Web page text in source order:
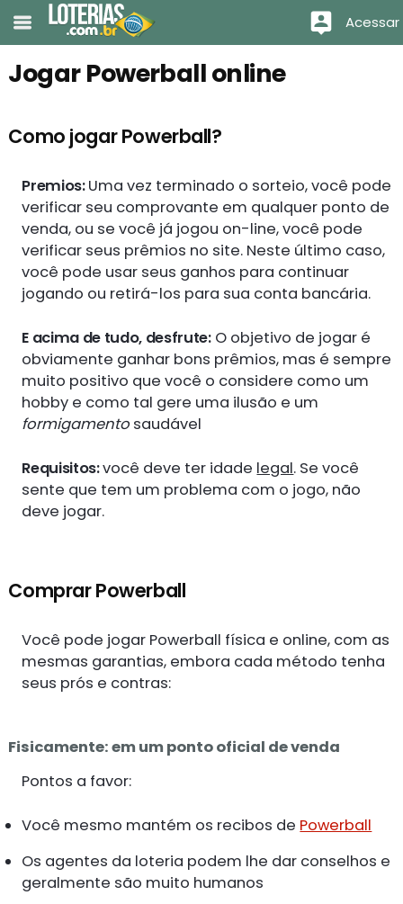
Acessar
Jogar Powerball online
Como jogar Powerball?
Premios:Uma vez terminado o sorteio, você pode
verificar seu comprovante em qualquer ponto de
venda, ou se você já jogou on-line, você pode
verificar seus prêmios no site. Neste último caso,
você pode usar seus ganhos para continuar
jogando ou retirá-los para sua conta bancária.
E acima de tudo, desfrute: O objetivo de jogar é
obviamente ganhar bons prêmios, mas é sempre
muito positivo que você o considere como um
hobby e como tal gere uma ilusão e um
formigamento saudável
Requisitos:você deve ter idade legal. Se você
sente que tem um problema com o jogo, não
deve jogar.
Comprar Powerball
Você pode jogar Powerball física e online, com as
mesmas garantias, embora cada método tenha
seus prós e contras:
Fisicamente: em um ponto oficial de venda
Pontos a favor:
Você mesmo mantém os recibos de Powerball
Os agentes da loteria podem lhe dar conselhos e
geralmente são muito humanos